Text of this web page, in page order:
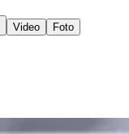
Video Foto